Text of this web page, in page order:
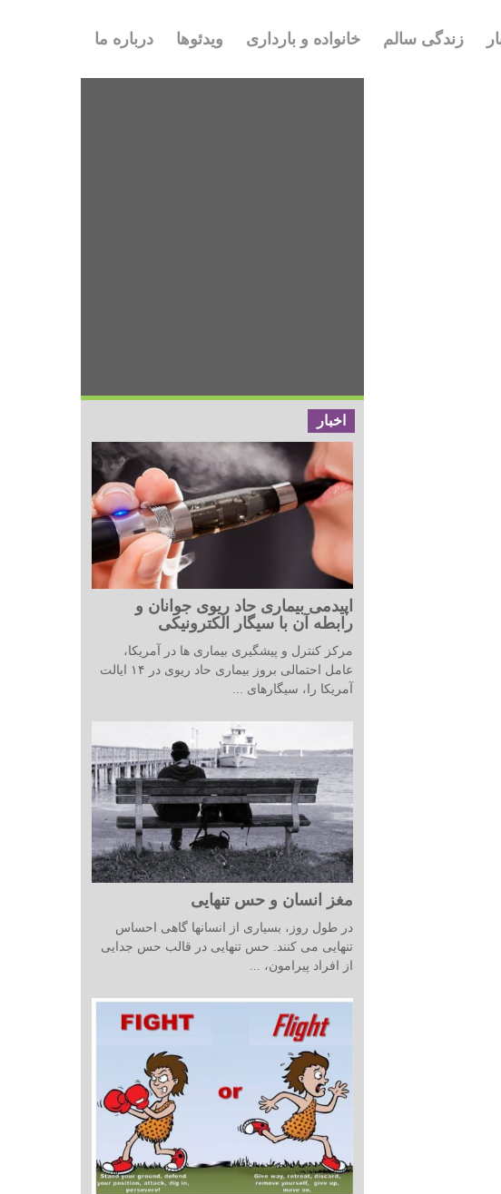
زندگی سالم خانواده و بارداری ویدئوها درباره ما
اخبار
اپیدمی بیماری حاد ریوی جوانان و
رابطه آن با سیگار الکترونیکی
مرکز کنترل و پیشگیری بیماری ها در آمریکا،
عامل احتمالی بروز بیماری حاد ریوی در ۱۴ ایالت
آمریکا را، سیگارهای ...
مغز انسان و حس تنهایی
در طول روز، بسیاری از انسانها گاهی احساس
تنهایی می کنند. حس تنهایی در قالب حس جدایی
از افراد پیرامون، ...